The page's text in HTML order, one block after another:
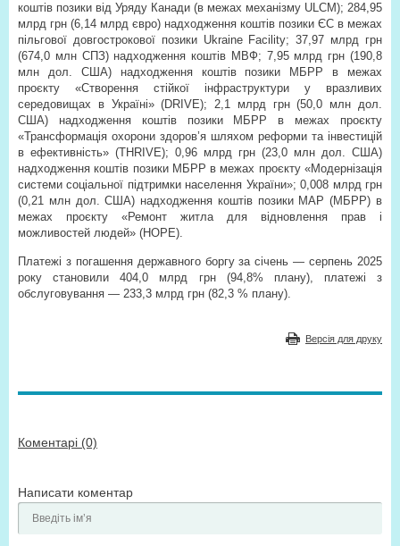
коштів позики від Уряду Канади (в межах механізму ULCM); 284,95
млрд грн (6,14 млрд євро) надходження коштів позики ЄС в межах
пільгової довгострокової позики Ukraine Facility; 37,97 млрд грн
(674,0 млн СПЗ) надходження коштів МВФ; 7,95 млрд грн (190,8
млн дол. США) надходження коштів позики МБРР в межах
проєкту «Створення стійкої інфраструктури у вразливих
середовищах в Україні» (DRIVE); 2,1 млрд грн (50,0 млн дол.
США) надходження коштів позики МБРР в межах проєкту
«Трансформація охорони здоров’я шляхом реформи та інвестицій
в ефективність» (THRIVE); 0,96 млрд грн (23,0 млн дол. США)
надходження коштів позики МБРР в межах проєкту «Модернізація
системи соціальної підтримки населення України»; 0,008 млрд грн
(0,21 млн дол. США) надходження коштів позики МАР (МБРР) в
межах проєкту «Ремонт житла для відновлення прав і
можливостей людей» (HOPE).
Платежі з погашення державного боргу за січень — серпень 2025
року становили 404,0 млрд грн (94,8% плану), платежі з
обслуговування — 233,3 млрд грн (82,3 % плану).
Версія для друку
Коментарі (0)
Написати коментар